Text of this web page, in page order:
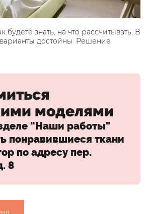
будете знать, на что рассчитывать. В
достойны. Решение
моделями
"Наши работы"
понравившиеся ткани
по адресу пер.
8